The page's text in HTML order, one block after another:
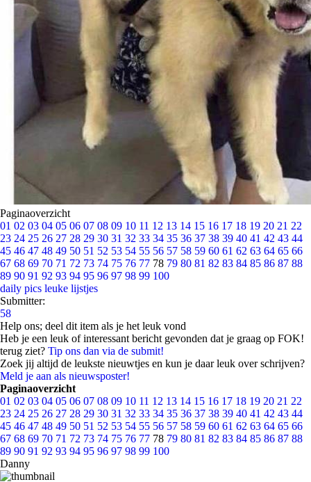
Paginaoverzicht
01 02 03 04 05 06 07 08 09 10 11 12 13 14 15 16 17 18 19 20 21 22
23 24 25 26 27 28 29 30 31 32 33 34 35 36 37 38 39 40 41 42 43 44
45 46 47 48 49 50 51 52 53 54 55 56 57 58 59 60 61 62 63 64 65 66
67 68 69 70 71 72 73 74 75 76 77 78 79 80 81 82 83 84 85 86 87 88
89 90 91 92 93 94 95 96 97 98 99 100
daily pics leuke lijstjes
Submitter:
58
Help ons; deel dit item als je het leuk vond
Heb je een leuk of interessant bericht gevonden dat je graag op FOK!
terug ziet? Tip ons dan via de submit!
Zoek jij altijd de leukste nieuwtjes en kun je daar leuk over schrijven?
Meld je aan als nieuwsposter!
Paginaoverzicht
01 02 03 04 05 06 07 08 09 10 11 12 13 14 15 16 17 18 19 20 21 22
23 24 25 26 27 28 29 30 31 32 33 34 35 36 37 38 39 40 41 42 43 44
45 46 47 48 49 50 51 52 53 54 55 56 57 58 59 60 61 62 63 64 65 66
67 68 69 70 71 72 73 74 75 76 77 78 79 80 81 82 83 84 85 86 87 88
89 90 91 92 93 94 95 96 97 98 99 100
Danny